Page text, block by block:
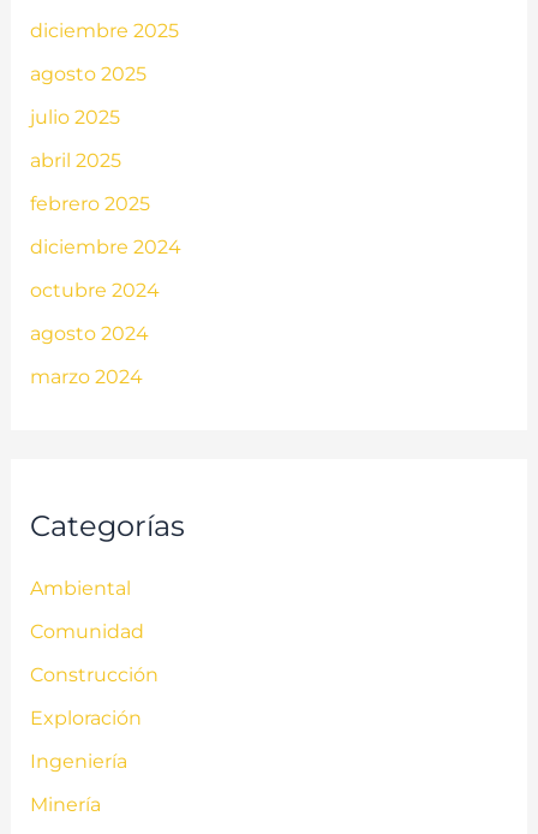
diciembre 2025
agosto 2025
julio 2025
abril 2025
febrero 2025
diciembre 2024
octubre 2024
agosto 2024
marzo 2024
Categorías
Ambiental
Comunidad
Construcción
Exploración
Ingeniería
Minería